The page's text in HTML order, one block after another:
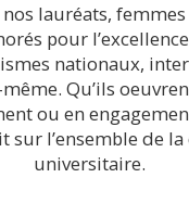
lauréats,
pour
nationaux,
Qu’ils
ou en
sur l’ensemble de
universitaire.